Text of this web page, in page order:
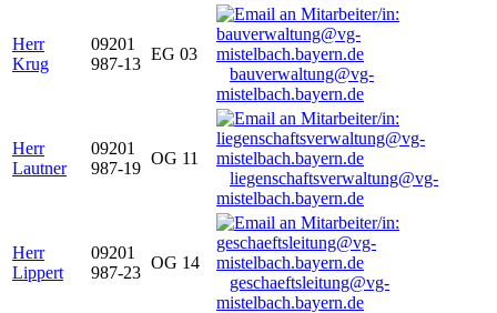
Herr
Krug
09201
987-13
EG 03
bauverwaltung@vg-
mistelbach.bayern.de
Herr
Lautner
09201
987-19
OG 11
liegenschaftsverwaltung@vg-
mistelbach.bayern.de
Herr
Lippert
09201
987-23
OG 14
geschaeftsleitung@vg-
mistelbach.bayern.de